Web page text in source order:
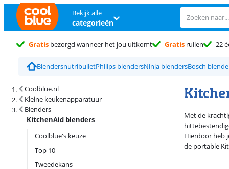
Bekijk alle
categorieën
Gratis bezorgd wanneer het jou uitkomt Gratis ruilen 22
BlendersnutribulletPhilips blendersNinja blendersBosch
Coolblue.nl
Kleine keukenapparatuur
Blenders
KitchenAid blenders
Coolblue's keuze
Top 10
Tweedekans
Zoekresultaten en sortering
Met de
Hierdoor heb
de portable